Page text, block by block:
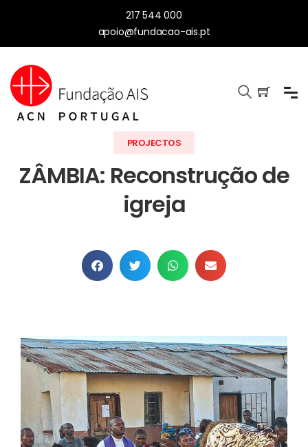
217 544 000
apoio@fundacao-ais.pt
PROJECTOS
ZÂMBIA: Reconstrução de
igreja